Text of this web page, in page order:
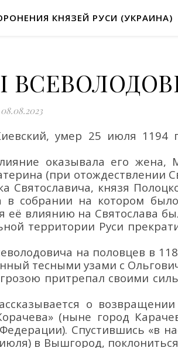
КНЯЗЕЙ РУСИ (УКРАИНА)
08.08.2023
умер 25 июля 1194
оказывала его жена,
(при отождествлении
Святославича, князя
в собрании на котором
её влиянию на Святослава
территории Руси
на половцев в
тесными узами с
притрепал своими
о возвращении
а»(ныне город Кара
Спустившись «в
) в Вышгород,